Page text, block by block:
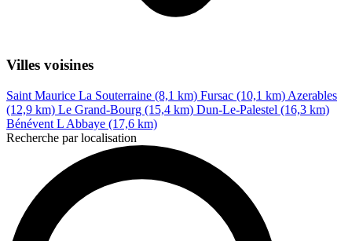
Villes voisines
Saint Maurice La Souterraine (8,1 km) Fursac (10,1 km) Azerables
(12,9 km) Le Grand-Bourg (15,4 km) Dun-Le-Palestel (16,3 km)
Bénévent L Abbaye (17,6 km)
Recherche par localisation